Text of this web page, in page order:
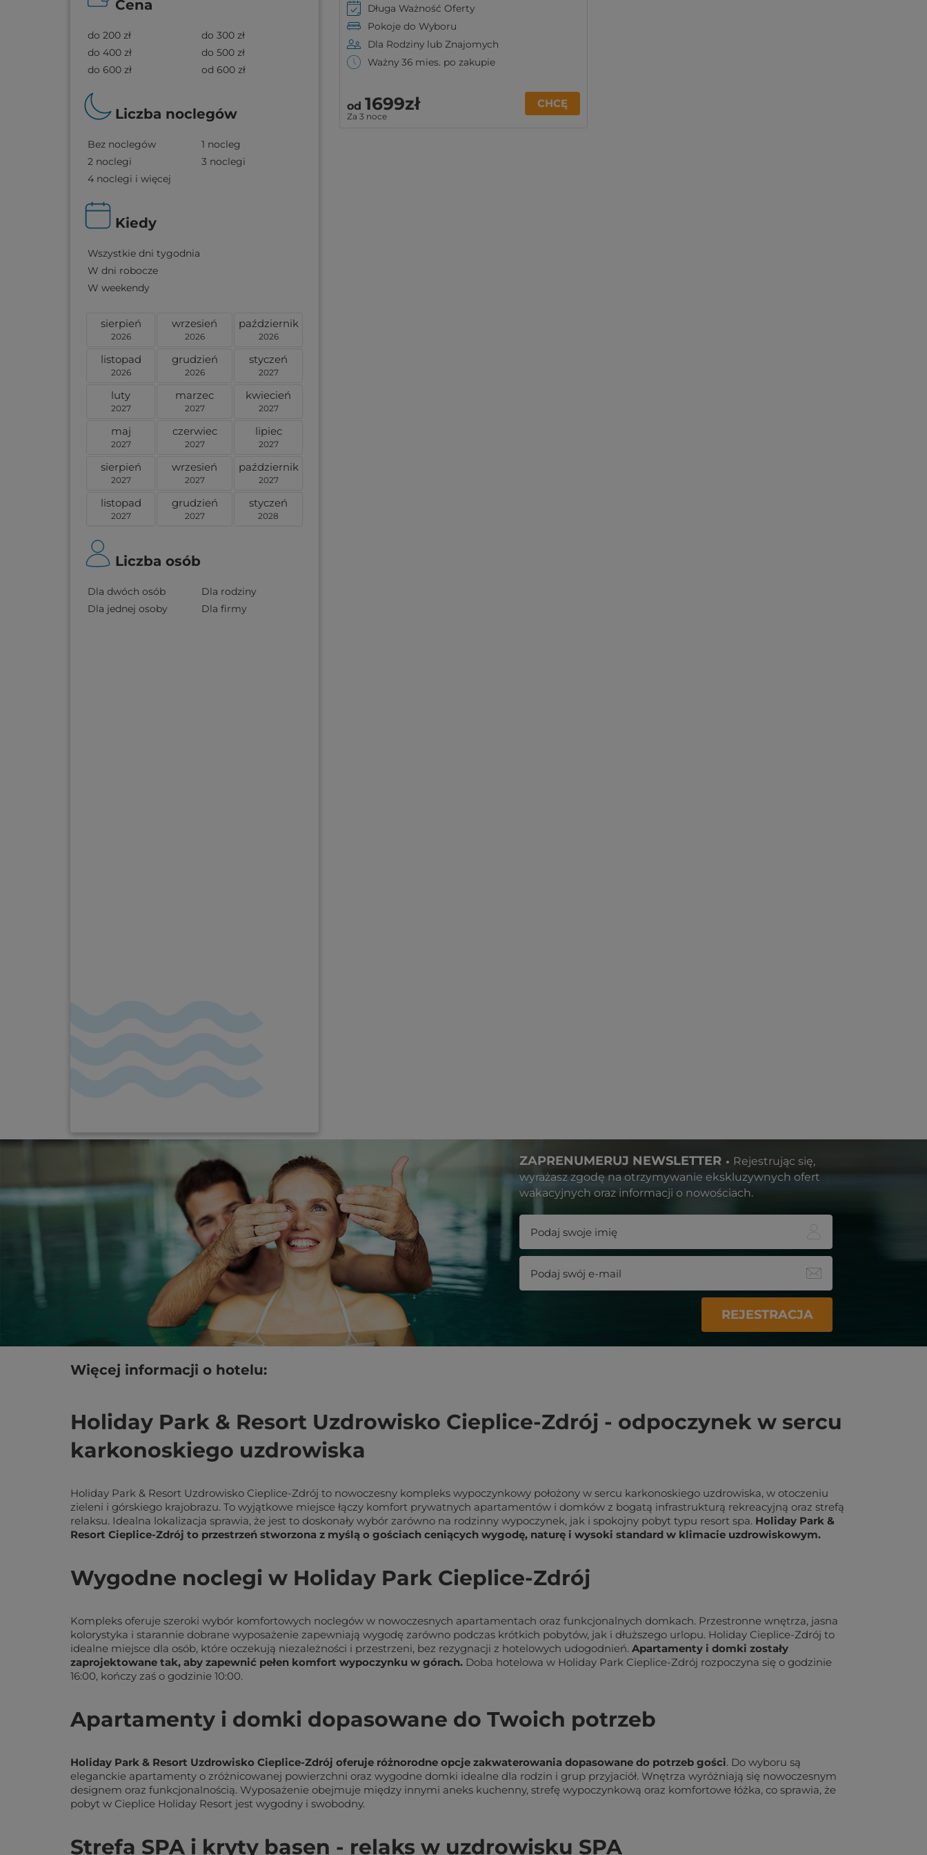
Cena
do 200 zł
do 300 zł
do 400 zł
do 500 zł
do 600 zł
od 600 zł
Liczba noclegów
Bez noclegów
1 nocleg
2 noclegi
3 noclegi
4 noclegi i więcej
Kiedy
Wszystkie dni tygodnia
W dni robocze
W weekendy
sierpień
2026
wrzesień
2026
październik
2026
listopad
2026
grudzień
2026
styczeń
2027
luty
2027
marzec
2027
kwiecień
2027
maj
2027
czerwiec
2027
lipiec
2027
sierpień
2027
wrzesień
2027
październik
2027
listopad
2027
grudzień
2027
styczeń
2028
Liczba osób
Dla dwóch osób
Dla rodziny
Dla jednej osoby
Dla firmy
Długa Ważność Oferty
Pokoje do Wyboru
Dla Rodziny lub Znajomych
Ważny 36 mies. po zakupie
od 1699zł
Za 3 noce
CHCĘ
ZAPRENUMERUJ NEWSLETTER
Rejestrując się,
wyrażasz zgodę na otrzymywanie ekskluzywnych ofert
wakacyjnych oraz informacji o nowościach.
REJESTRACJA
Więcej informacji o hotelu:
Holiday Park & Resort Uzdrowisko Cieplice-Zdrój - odpoczynek w sercu
karkonoskiego uzdrowiska
Holiday Park & Resort Uzdrowisko Cieplice-Zdrój to nowoczesny kompleks wypoczynkowy położony w sercu karkonoskiego uzdrowiska, w otoczeniu
zieleni i górskiego krajobrazu. To wyjątkowe miejsce łączy komfort prywatnych apartamentów i domków z bogatą infrastrukturą rekreacyjną oraz strefą
relaksu. Idealna lokalizacja sprawia, że jest to doskonały wybór zarówno na rodzinny wypoczynek, jak i spokojny pobyt typu resort spa. Holiday Park &
Resort Cieplice-Zdrój to przestrzeń stworzona z myślą o gościach ceniących wygodę, naturę i wysoki standard w klimacie uzdrowiskowym.
Wygodne noclegi w Holiday Park Cieplice-Zdrój
Kompleks oferuje szeroki wybór komfortowych noclegów w nowoczesnych apartamentach oraz funkcjonalnych domkach. Przestronne wnętrza, jasna
kolorystyka i starannie dobrane wyposażenie zapewniają wygodę zarówno podczas krótkich pobytów, jak i dłuższego urlopu. Holiday Cieplice-Zdrój to
idealne miejsce dla osób, które oczekują niezależności i przestrzeni, bez rezygnacji z hotelowych udogodnień. Apartamenty i domki zostały
zaprojektowane tak, aby zapewnić pełen komfort wypoczynku w górach. Doba hotelowa w Holiday Park Cieplice-Zdrój rozpoczyna się o godzinie
16:00, kończy zaś o godzinie 10:00.
Apartamenty i domki dopasowane do Twoich potrzeb
Holiday Park & Resort Uzdrowisko Cieplice-Zdrój oferuje różnorodne opcje zakwaterowania dopasowane do potrzeb gości. Do wyboru są
eleganckie apartamenty o zróżnicowanej powierzchni oraz wygodne domki idealne dla rodzin i grup przyjaciół. Wnętrza wyróżniają się nowoczesnym
designem oraz funkcjonalnością. Wyposażenie obejmuje między innymi aneks kuchenny, strefę wypoczynkową oraz komfortowe łóżka, co sprawia, że
pobyt w Cieplice Holiday Resort jest wygodny i swobodny.
Strefa SPA i kryty basen - relaks w uzdrowisku SPA